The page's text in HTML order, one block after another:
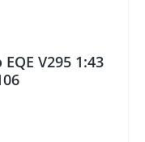
V295 1:43